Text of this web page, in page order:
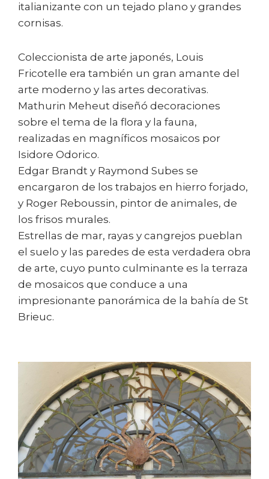
italianizante con un tejado plano y grandes
cornisas.
Coleccionista de arte japonés, Louis
Fricotelle era también un gran amante del
arte moderno y las artes decorativas.
Mathurin Meheut diseñó decoraciones
sobre el tema de la flora y la fauna,
realizadas en magníficos mosaicos por
Isidore Odorico.
Edgar Brandt y Raymond Subes se
encargaron de los trabajos en hierro forjado,
y Roger Reboussin, pintor de animales, de
los frisos murales.
Estrellas de mar, rayas y cangrejos pueblan
el suelo y las paredes de esta verdadera obra
de arte, cuyo punto culminante es la terraza
de mosaicos que conduce a una
impresionante panorámica de la bahía de St
Brieuc.